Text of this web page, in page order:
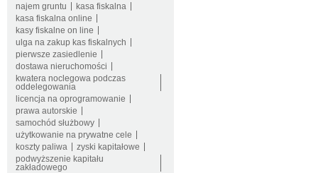
najem gruntu
kasa fiskalna
kasa fiskalna online
kasy fiskalne on line
ulga na zakup kas fiskalnych
pierwsze zasiedlenie
dostawa nieruchomości
kwatera noclegowa podczas
oddelegowania
licencja na oprogramowanie
prawa autorskie
samochód służbowy
użytkowanie na prywatne cele
koszty paliwa
zyski kapitałowe
podwyższenie kapitału
zakładowego